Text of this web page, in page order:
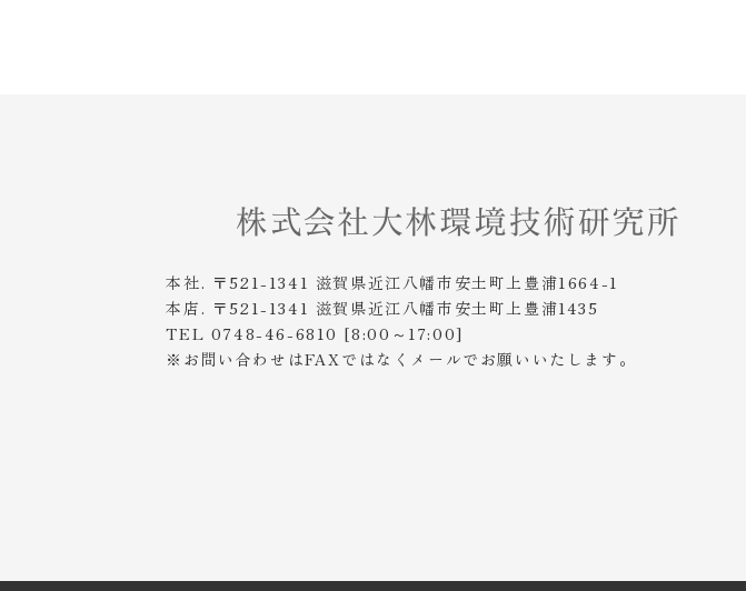
本社. 〒521-1341 滋賀県近江八幡市安土町上豊浦1664-1
本店. 〒521-1341 滋賀県近江八幡市安土町上豊浦1435
TEL 0748-46-6810 [8:00～17:00]
※お問い合わせはFAXではなくメールでお願いいたします。